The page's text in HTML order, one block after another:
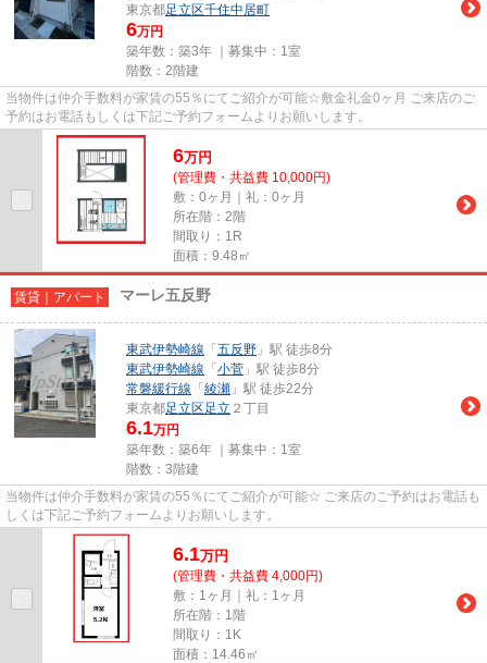
東京都足立区千住中居町
6万円
築年数：築3年 ｜募集中： 1室
階数：2階建
当物件は仲介手数料が家賃の55％にてご紹介が可能☆敷金礼金0ヶ月 ご来店のご
予約はお電話もしくは下記ご予約フォームよりお願いします。
6万円
(管理費・共益費 10,000円)
敷：0ヶ月｜礼：0ヶ月
所在階：2階
間取り：1R
面積：9.48㎡
賃貸｜アパート マーレ五反野
東武伊勢崎線 「 五反野 」駅 徒歩8分
東武伊勢崎線 「 小菅 」駅 徒歩8分
常磐緩行線 「 綾瀬 」駅 徒歩22分
東京都足立区足立 ２丁目
6.1万円
築年数：築6年 ｜募集中： 1室
階数：3階建
当物件は仲介手数料が家賃の55％にてご紹介が可能☆ ご来店のご予約はお電話も
しくは下記ご予約フォームよりお願いします。
6.1万円
(管理費・共益費 4,000円)
敷：1ヶ月｜礼：1ヶ月
所在階：1階
間取り：1K
面積：14.46㎡